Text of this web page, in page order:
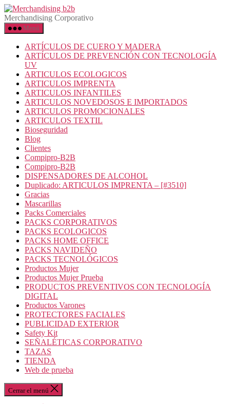
Merchandising Corporativo
Menú
ARTÍCULOS DE CUERO Y MADERA
ARTÍCULOS DE PREVENCIÓN CON TECNOLOGÍA
UV
ARTICULOS ECOLOGICOS
ARTICULOS IMPRENTA
ARTICULOS INFANTILES
ARTICULOS NOVEDOSOS E IMPORTADOS
ARTICULOS PROMOCIONALES
ARTICULOS TEXTIL
Bioseguridad
Blog
Clientes
Compipro-B2B
Compipro-B2B
DISPENSADORES DE ALCOHOL
Duplicado: ARTICULOS IMPRENTA – [#3510]
Gracias
Mascarillas
Packs Comerciales
PACKS CORPORATIVOS
PACKS ECOLOGICOS
PACKS HOME OFFICE
PACKS NAVIDEÑO
PACKS TECNOLÓGICOS
Productos Mujer
Productos Mujer Prueba
PRODUCTOS PREVENTIVOS CON TECNOLOGÍA
DIGITAL
Productos Varones
PROTECTORES FACIALES
PUBLICIDAD EXTERIOR
Safety Kit
SEÑALÉTICAS CORPORATIVO
TAZAS
TIENDA
Web de prueba
Cerrar el menú